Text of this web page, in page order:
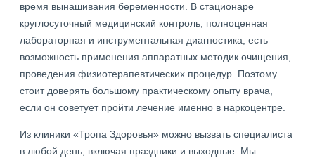
время вынашивания беременности. В стационаре
круглосуточный медицинский контроль, полноценная
лабораторная и инструментальная диагностика, есть
возможность применения аппаратных методик очищения,
проведения физиотерапевтических процедур. Поэтому
стоит доверять большому практическому опыту врача,
если он советует пройти лечение именно в наркоцентре.
Из клиники «Тропа Здоровья» можно вызвать специалиста
в любой день, включая праздники и выходные. Мы